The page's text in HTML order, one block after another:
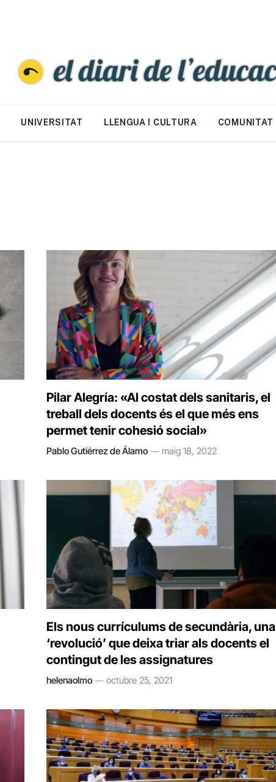
UNIVERSITAT LLENGUA I CULTURA COMUNITAT
Pilar Alegría: «Al costat dels sanitaris, el
treball dels docents és el que més ens
permet tenir cohesió social»
Pablo Gutiérrez de Álamo maig 18, 2022
Els nous currículums de secundària, una
‘revolució’ que deixa triar als docents el
contingut de les assignatures
helenaolmo octubre 25, 2021